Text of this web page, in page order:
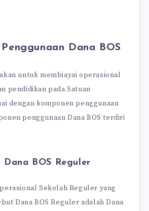
Dana BOS
untuk membiayai operasional
pendidikan pada Satuan
dengan komponen penggunaan
penggunaan Dana BOS terdiri
Dana BOS Reguler
Sekolah Reguler yang
Dana BOS Reguler adalah Dana